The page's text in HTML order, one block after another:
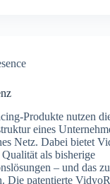
Produkte nutzen
eines
Netz. Dabei bietet
als bisherige
– und das
Die patentierte